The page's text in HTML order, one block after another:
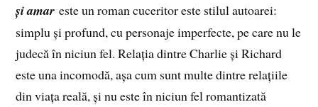
și amar este un roman cuceritor este stilul autoarei:
simplu și profund, cu personaje imperfecte, pe care nu le
judecă în niciun fel. Relația dintre Charlie și Richard
este una incomodă, așa cum sunt multe dintre relațiile
din viața reală, și nu este în niciun fel romantizată